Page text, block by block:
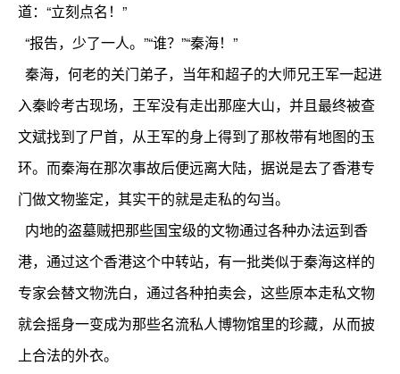
道：“立刻点名！”
“报告，少了一人。”“谁？”“秦海！”
秦海，何老的关门弟子，当年和超子的大师兄王军一起进
入秦岭考古现场，王军没有走出那座大山，并且最终被查
文斌找到了尸首，从王军的身上得到了那枚带有地图的玉
环。而秦海在那次事故后便远离大陆，据说是去了香港专
门做文物鉴定，其实干的就是走私的勾当。
内地的盗墓贼把那些国宝级的文物通过各种办法运到香
港，通过这个香港这个中转站，有一批类似于秦海这样的
专家会替文物洗白，通过各种拍卖会，这些原本走私文物
就会摇身一变成为那些名流私人博物馆里的珍藏，从而披
上合法的外衣。